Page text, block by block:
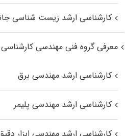
کارشناسی ارشد زیست‌ شناسی
معرفی گروه فنی مهندسی
کارشناسی ارشد مهندسی برق
کارشناسی ارشد مهندسی پلیمر